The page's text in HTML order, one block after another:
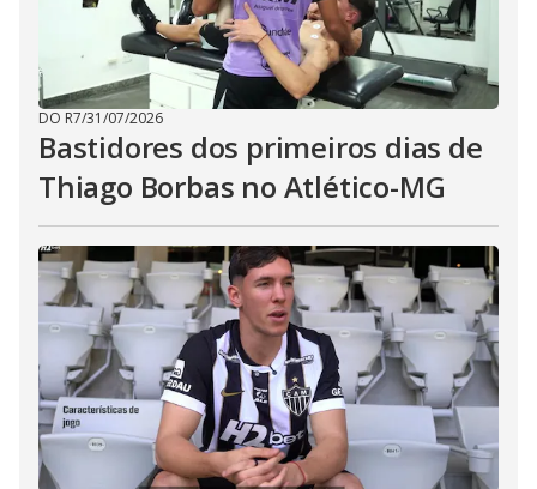
DO R7/31/07/2026
Bastidores dos primeiros dias de
Thiago Borbas no Atlético-MG